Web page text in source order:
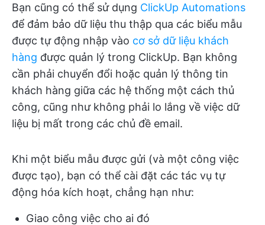
Bạn cũng có thể sử dụng ClickUp Automations
để đảm bảo dữ liệu thu thập qua các biểu mẫu
được tự động nhập vào cơ sở dữ liệu khách
hàng được quản lý trong ClickUp. Bạn không
cần phải chuyển đổi hoặc quản lý thông tin
khách hàng giữa các hệ thống một cách thủ
công, cũng như không phải lo lắng về việc dữ
liệu bị mất trong các chủ đề email.
Khi một biểu mẫu được gửi (và một công việc
được tạo), bạn có thể cài đặt các tác vụ tự
động hóa kích hoạt, chẳng hạn như:
Giao công việc cho ai đó